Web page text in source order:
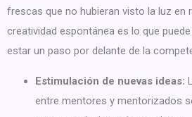
frescas que no hubieran visto la luz en
creatividad espontánea es lo que
estar un paso por delante de la
Estimulación de nuevas ideas:
entre mentores y mentorizados